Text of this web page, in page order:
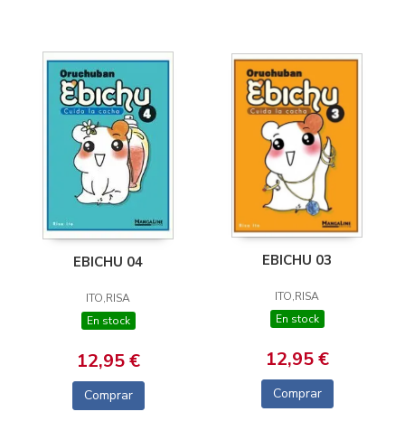
EBICHU 04
ITO,RISA
En stock
12,95 €
Comprar
EBICHU 03
ITO,RISA
En stock
12,95 €
Comprar